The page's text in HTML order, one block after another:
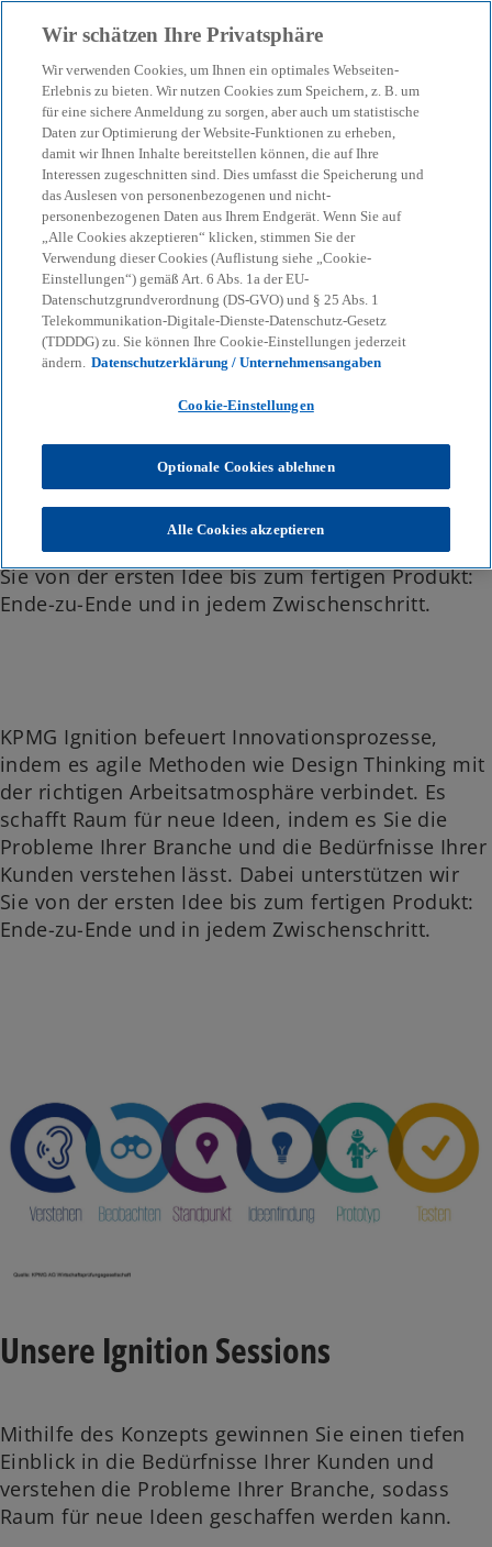
menu search
KPMG Themen
KI & Digitale Transformation
KPMG Ignition
KPMG Ignition
Raum, Format und Methode für zündende Ideen
Share
w
i
r
d
i
n
n
n
R
t
e
r
k
n
e
t
w
i
r
d
i
n
n
e
n
u
n
R
g
t
e
r
k
n
e
t
w
i
r
d
i
n
n
e
n
u
n
R
g
t
e
r
k
f
n
e
t
KPMG Ignition befeuert Innovationsprozesse,
indem es agile Methoden wie Design Thinking mit
der richtigen Arbeitsatmosphäre verbindet. Es
schafft Raum für neue Ideen, indem es Sie die
Probleme Ihrer Branche und die Bedürfnisse Ihrer
Kunden verstehen lässt. Dabei unterstützen wir
Sie von der ersten Idee bis zum fertigen Produkt:
Ende-zu-Ende und in jedem Zwischenschritt.
KPMG Ignition befeuert Innovationsprozesse,
indem es agile Methoden wie Design Thinking mit
der richtigen Arbeitsatmosphäre verbindet. Es
schafft Raum für neue Ideen, indem es Sie die
Probleme Ihrer Branche und die Bedürfnisse Ihrer
Kunden verstehen lässt. Dabei unterstützen wir
Sie von der ersten Idee bis zum fertigen Produkt:
Ende-zu-Ende und in jedem Zwischenschritt.
Unsere Ignition Sessions
Mithilfe des Konzepts gewinnen Sie einen tiefen
Einblick in die Bedürfnisse Ihrer Kunden und
verstehen die Probleme Ihrer Branche, sodass
Raum für neue Ideen geschaffen werden kann.
Wir schätzen Ihre Privatsphäre
Wir verwenden Cookies, um Ihnen ein optimales Webseiten-
Erlebnis zu bieten. Wir nutzen Cookies zum Speichern, z. B. um
für eine sichere Anmeldung zu sorgen, aber auch um statistische
Daten zur Optimierung der Website-Funktionen zu erheben,
damit wir Ihnen Inhalte bereitstellen können, die auf Ihre
Interessen zugeschnitten sind. Dies umfasst die Speicherung und
das Auslesen von personenbezogenen und nicht-
personenbezogenen Daten aus Ihrem Endgerät. Wenn Sie auf
„Alle Cookies akzeptieren“ klicken, stimmen Sie der
Verwendung dieser Cookies (Auflistung siehe „Cookie-
Einstellungen“) gemäß Art. 6 Abs. 1a der EU-
Datenschutzgrundverordnung (DS-GVO) und § 25 Abs. 1
Telekommunikation-Digitale-Dienste-Datenschutz-Gesetz
(TDDDG) zu. Sie können Ihre Cookie-Einstellungen jederzeit
ändern. Datenschutzerklärung / Unternehmensangaben
Cookie-Einstellungen
Optionale Cookies ablehnen
Alle Cookies akzeptieren